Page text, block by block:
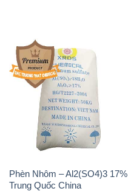
Phèn Nhôm – Al2(SO4)3 17%
Trung Quốc China